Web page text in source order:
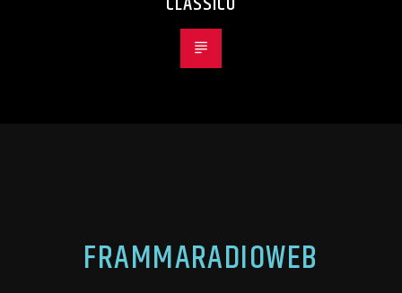
FRAMMARADIOWEB